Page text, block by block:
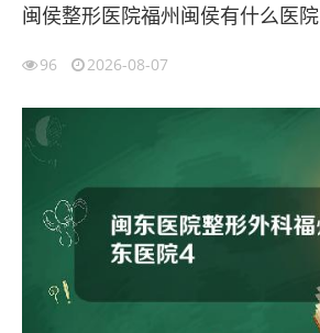
闽侯整形医院福州闽侯有什么医院
96 2026-08-07